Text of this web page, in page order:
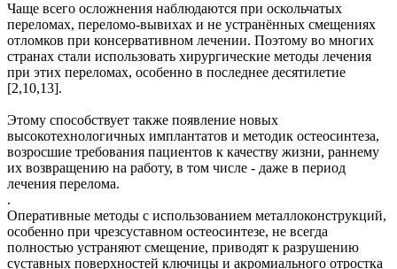
Чаще всего осложнения наблюдаются при оскольчатых
переломах, переломо-вывихах и не устранённых смещениях
отломков при консервативном лечении. Поэтому во многих
странах стали использовать хирургические методы лечения
при этих переломах, особенно в последнее десятилетие
[2,10,13].
Этому способствует также появление новых
высокотехнологичных имплантатов и методик остеосинтеза,
возросшие требования пациентов к качеству жизни, раннему
их возвращению на работу, в том числе - даже в период
лечения перелома.
.
Оперативные методы с использованием металлоконструкций,
особенно при чрезсуставном остеосинтезе, не всегда
полностью устраняют смещение, приводят к разрушению
суставных поверхностей ключицы и акромиального отростка